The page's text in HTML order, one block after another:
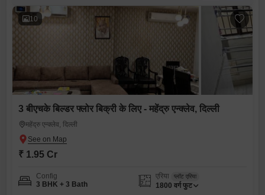
10
3 बीएचके बिल्डर फ्लोर बिक्री के लिए - महेंद्रु एन्क्लेव, दिल्ली
महेंद्रु एन्क्लेव, दिल्ली
₹ 1.95 Cr
Config
3 BHK + 3 Bath
एरिया प्लॉट एरिया
1800 वर्ग फुट